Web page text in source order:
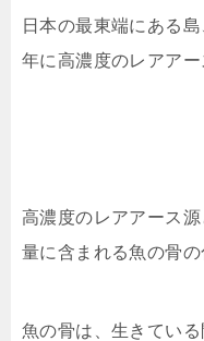
日本の最東端にある
年に高濃度のレアアー
高濃度のレアアース
量に含まれる魚の骨の
魚の骨は、生きてい